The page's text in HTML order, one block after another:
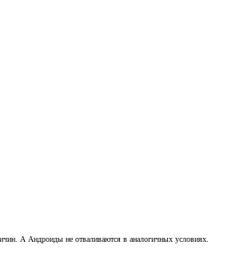
А Андроиды не отваливаются в аналогичных условиях.